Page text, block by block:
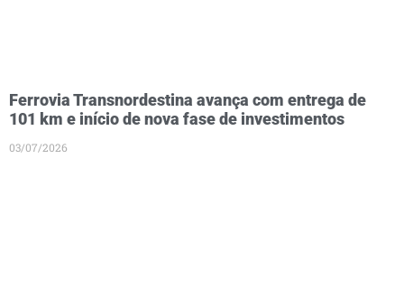
Ferrovia Transnordestina avança com entrega de
101 km e início de nova fase de investimentos
03/07/2026